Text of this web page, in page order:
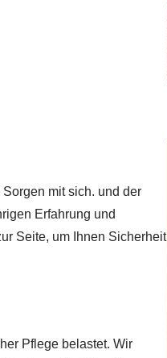
mit sich. und der
Erfahrung und
Seite, um Ihnen Sicherheit
Pflege belastet. Wir